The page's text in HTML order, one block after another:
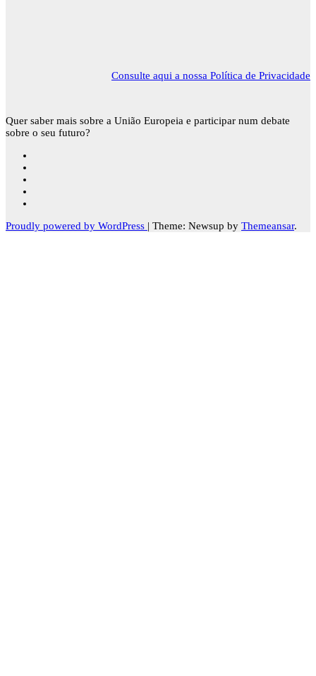
Consulte aqui a nossa Política de Privacidade
Quer saber mais sobre a União Europeia e participar num debate
sobre o seu futuro?
Proudly powered by WordPress | Theme: Newsup by Themeansar.